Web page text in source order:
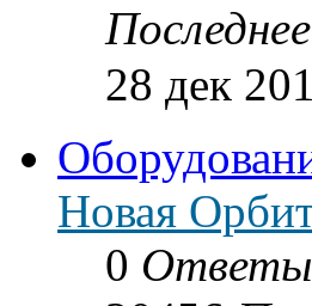
28 дек
Новая
0 Ответы